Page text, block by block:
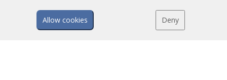
EC vazdušne zavese
Airtècnics vazdušne zavese
Allow cookies Deny